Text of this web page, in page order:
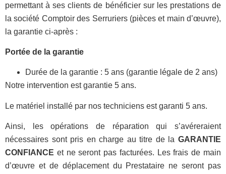
permettant à ses clients de bénéficier sur les prestations de
la société Comptoir des Serruriers (pièces et main d’œuvre),
la garantie ci-après :
Portée de la garantie
Durée de la garantie : 5 ans (garantie légale de 2 ans)
Notre intervention est garantie 5 ans.
Le matériel installé par nos techniciens est garanti 5 ans.
Ainsi, les opérations de réparation qui s’avéreraient
nécessaires sont pris en charge au titre de la GARANTIE
CONFIANCE et ne seront pas facturées. Les frais de main
d’œuvre et de déplacement du Prestataire ne seront pas